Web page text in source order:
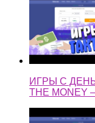
ИГРЫ С
THE MONEY